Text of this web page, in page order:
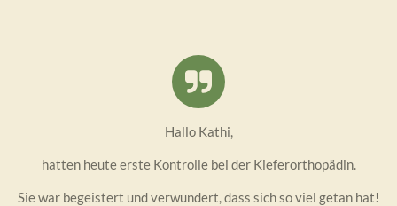
Hallo Kathi,
hatten heute erste Kontrolle bei der Kieferorthopädin.
Sie war begeistert und verwundert, dass sich so viel getan hat!